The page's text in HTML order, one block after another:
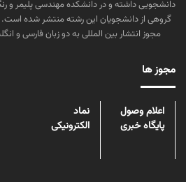
دانشجویی داشته و در دانشکده مهندسی پلیمر و
مجوز انتشار بین المللی به دو زبان فارسی و
مجوز ها
اعلام وصول
پایگاه خبری
نماد
الکترونیکی